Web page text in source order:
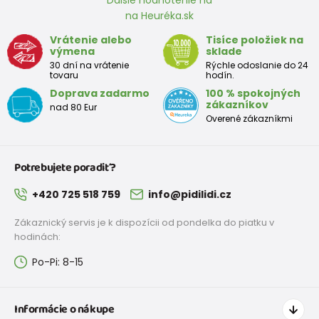
Približná tabuľka veľkosti batoľaťa
Veľkosť
Výška
(cm)
Prsia
(cm)
Pás
(cm)
(cm)
12
mesiacov
68 - 80 47 52
2 roky
3 roky 55
Približná tabuľka veľkostí pre dievča
Veľkosť
(cm)
na Heuréka.sk
Vrátenie alebo
výmena
30 dní na vrátenie
tovaru
Tisíce položiek na
sklade
Rýchle odoslanie do 24
hodín.
Doprava zadarmo
nad 80 Eur
100 % spokojných
zákazníkov
Overené zákazníkmi
Potrebujete poradiť?
+420 725 518 759 info@pidilidi.cz
Zákaznický servis je k dispozícii od pondelka do piatku v
hodinách:
Po-Pi: 8-15
Informácie o nákupe